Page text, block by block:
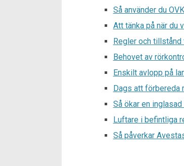
Så använder du
Att tänka på när du
Regler och tillstånd
Behovet av
Enskilt avlopp på
Dags att förbereda
Så ökar en
Luftare i befintliga
Så påverkar